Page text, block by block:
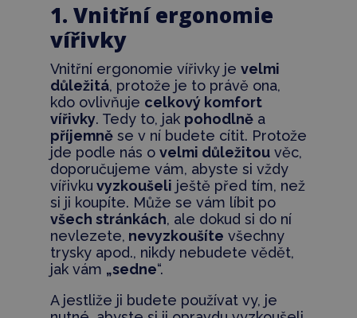
1. Vnitřní ergonomie
vířivky
Vnitřní ergonomie vířivky je velmi
důležitá, protože je to právě ona,
kdo ovlivňuje celkový komfort
vířivky. Tedy to, jak pohodlněa
příjemněse v ní budete cítit. Protože
jde podle nás o velmi důležitouvěc,
doporučujeme vám, abyste si vždy
vířivku vyzkoušeli ještě před tím, než
si ji koupíte. Může se vám líbit po
všech stránkách, ale dokud si do ní
nevlezete, nevyzkoušíte všechny
trysky apod., nikdy nebudete vědět,
jak vám „sedne“.
A jestliže ji budete používat vy, je